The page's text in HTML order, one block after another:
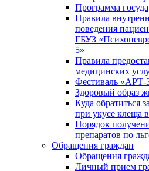
Программа
Правила
поведения
ГБУЗ
5»
Правила
медицинских
Фестиваль «АРТ-
Здоровый образ
Куда обратиться
при укусе клеща
Порядок
препаратов по
Обращения граждан
Обращения
Личный прием